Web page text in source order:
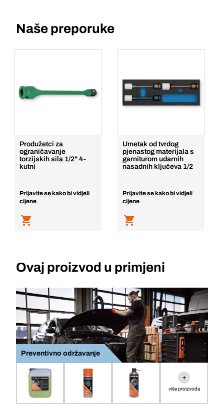
Naše preporuke
Produžetci za
ograničavanje
torzijskih sila 1/2" 4-
kutni
Prijavite se kako bi vidjeli
cijene
Umetak od tvrdog
pjenastog materijala s
garniturom udarnih
nasadnih ključeva 1/2
Prijavite se kako bi vidjeli
cijene
Ovaj proizvod u primjeni
Preventivno održavanje
+
više proizvoda